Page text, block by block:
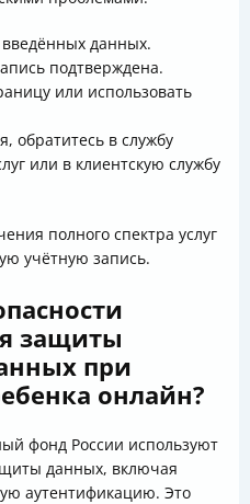
данных.
подтверждена.
или использовать
обратитесь в службу
или в клиентскую службу
полного спектра услуг
учётную запись.
защиты
при
онлайн?
фонд России используют
данных, включая
аутентификацию. Это